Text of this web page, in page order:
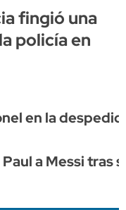
fingió una
policía en
en la
a Messi tras